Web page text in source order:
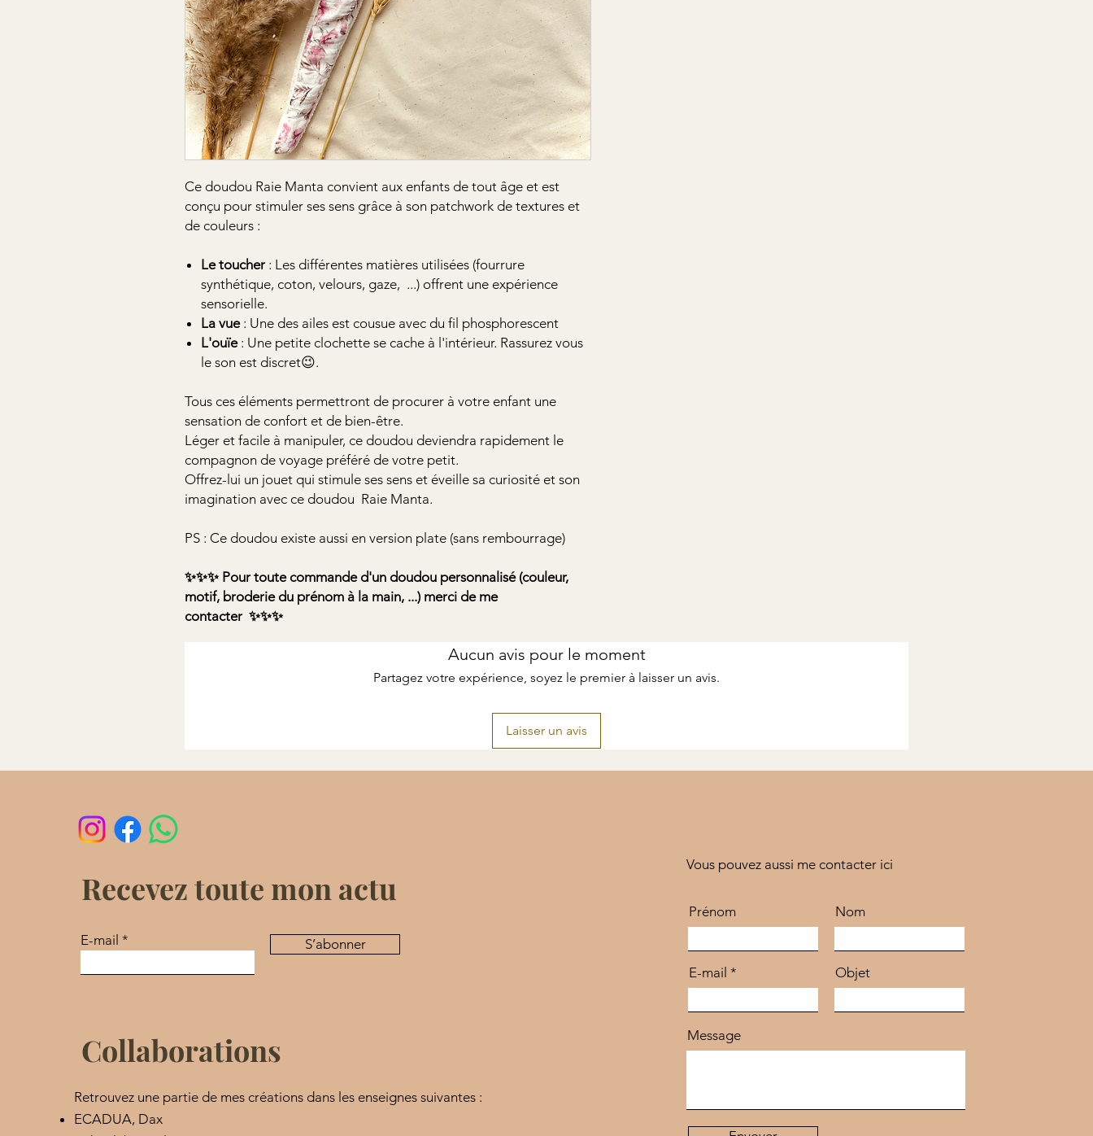
Ce doudou Raie Manta convient aux enfants de tout âge et est
conçu pour stimuler ses sens grâce à son patchwork de textures et
de couleurs :
Le toucher : Les différentes matières utilisées (fourrure
synthétique, coton, velours, gaze, ...) offrent une expérience
sensorielle.
La vue: Une des ailes est cousue avec du fil phosphorescent
L'ouïe: Une petite clochette se cache à l'intérieur. Rassurez vous
le son est discret😉.
Tous ces éléments permettront de procurer à votre enfant une
sensation de confort et de bien-être.
Léger et facile à manipuler, ce doudou deviendra rapidement le
compagnon de voyage préféré de votre petit.
Offrez-lui un jouet qui stimule ses sens et éveille sa curiosité et son
imagination avec ce doudou Raie Manta.
PS : Ce doudou existe aussi en version plate (sans rembourrage)
✨✨✨ Pour toute commande d'un doudou personnalisé (couleur,
motif, broderie du prénom à la main, ...) merci de me
contacter ✨✨✨
Aucun avis pour le moment
Partagez votre expérience, soyez le premier à laisser un avis.
Laisser un avis
Recevez toute mon actu
E-mail S’abonner
Collaborations
Retrouvez une partie de mes créations dans les enseignes suivantes :
​ECADUA, Dax
Vous pouvez aussi me contacter ici
Prénom Nom
E-mail Objet
Message